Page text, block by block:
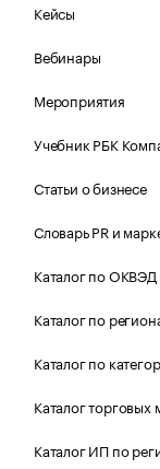
Кейсы
Вебинары
Мероприятия
Учебник РБК
Статьи о бизнесе
Словарь PR и
Каталог по ОКВЭД
Каталог по
Каталог по
Каталог торговых
Каталог ИП по